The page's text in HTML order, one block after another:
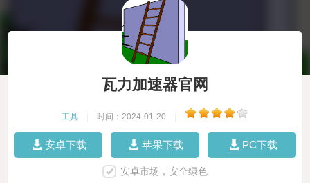
瓦力加速器官网
工具 时间：2024-01-20
安卓下载 苹果下载 PC下载
安卓市场，安全绿色